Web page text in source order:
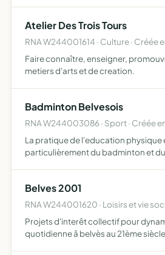
accompagnement et réalisation…
Atelier Des Trois Tours
RNA W244001614 · Culture · Créée
Faire connaître, enseigner,
metiers d'arts et de creation.
Badminton Belvesois
RNA W244003086 · Sport · Créée
La pratique de l'education physique
particulièrement du badminton et
Belves 2001
RNA W244001620 · Loisirs et vie
Projets d'interêt collectif pour
quotidienne â belvès au 21ème siècle